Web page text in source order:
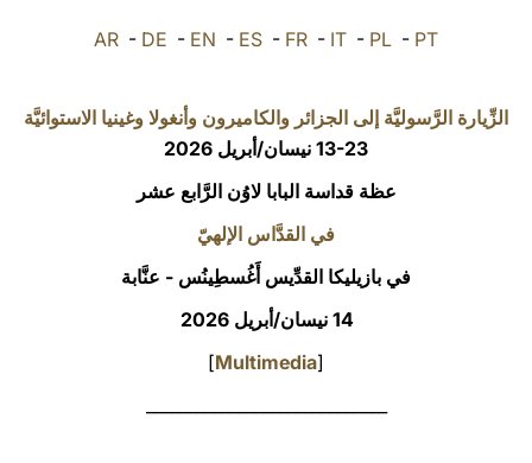
POLSKI
中文
AR - DE - EN - ES - FR - IT - PL - PT
الزِّيارة الرَّسوليَّة إلى الجزائر والكاميرون وأنغولا وغينيا الاستوائيَّة
13-23 نيسان/أبريل 2026
عظة قداسة البابا لاوُن الرَّابع عشر
في القدَّاس الإلهيّ
في بازيليكا القدِّيس أَغُسطِينُس - عنَّابة
14 نيسان/أبريل 2026
[
Multimedia
]